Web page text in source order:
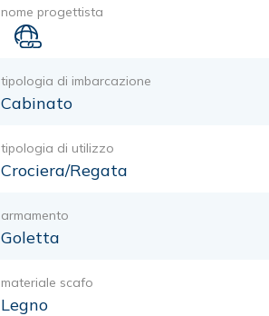
nome progettista
tipologia di imbarcazione
Cabinato
tipologia di utilizzo
Crociera/Regata
armamento
Goletta
materiale scafo
Legno